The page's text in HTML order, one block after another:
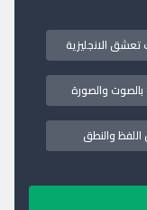
الانجليزية
والصورة